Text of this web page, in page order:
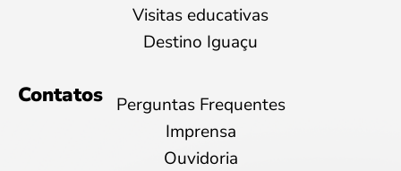
Visitas educativas
Destino Iguaçu
Contatos
Perguntas Frequentes
Imprensa
Ouvidoria